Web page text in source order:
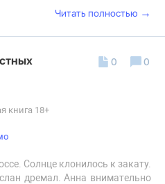
Читать полностью →
книга 18+
Солнце клонилось к закату.
дремал. Анна внимательно
0 0